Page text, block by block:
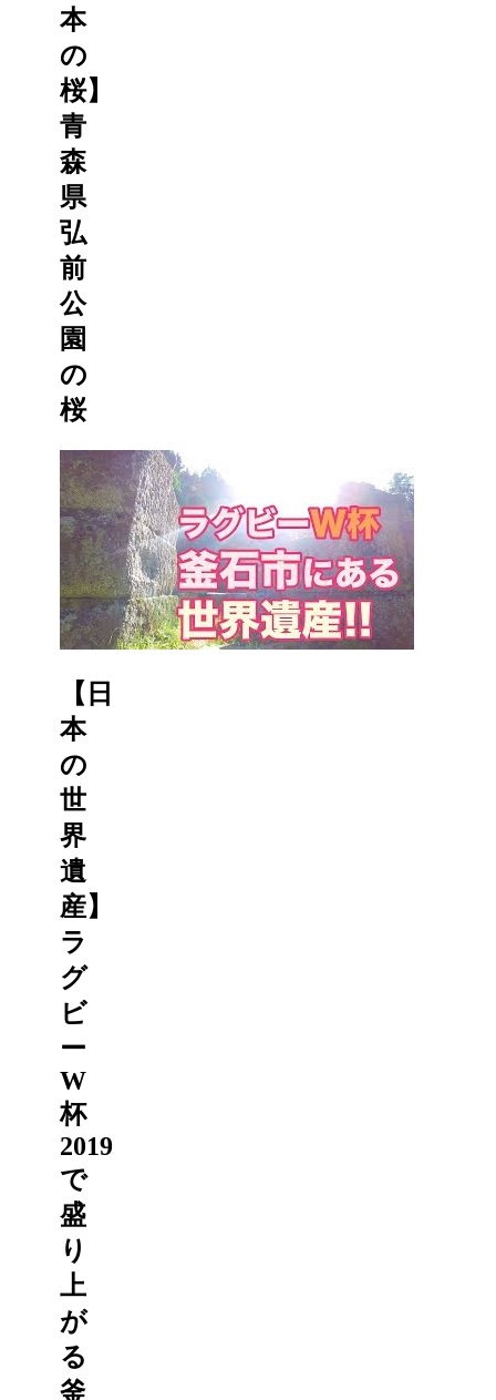
本
の
桜】
青
森
県
弘
前
公
園
の
桜
【日
本
の
世
界
遺
産】
ラ
グ
ビ
ー
W
杯
2019
で
盛
り
上
が
る
釜